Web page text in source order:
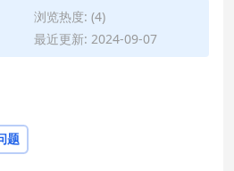
浏览热度: (4)
最近更新: 2024-09-07
题